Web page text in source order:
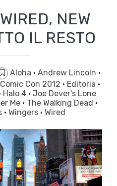
NEW
IL RESTO
Aloha · Andrew Lincoln ·
Comic Con 2012 · Editoria ·
Halo 4 · Joe Dever's Lone
Me · The Walking Dead ·
· Wingers · Wired